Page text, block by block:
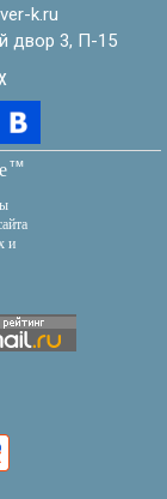
k.ru
двор 3, П-15
тм
и